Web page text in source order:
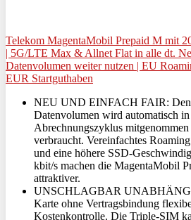
Telekom MagentaMobil Prepaid M mit
| 5G/LTE Max & Allnet Flat in alle dt.
Datenvolumen weiter nutzen | EU
EUR Startguthaben
NEU UND EINFACH FAIR:
Datenvolumen wird automatisch in
Abrechnungszyklus
verbraucht. Vereinfachtes
und eine höhere SSD-
kbit/s machen die MagentaMobil
attraktiver.
UNSCHLAGBAR
Karte ohne Vertragsbindung
Kostenkontrolle. Die Triple-SIM